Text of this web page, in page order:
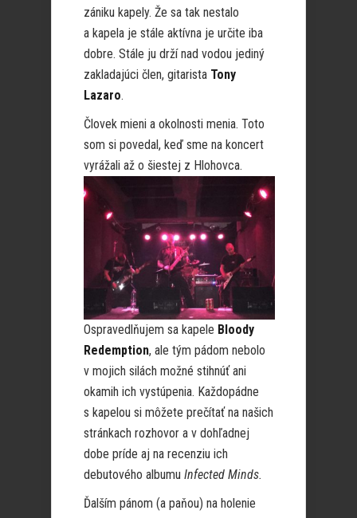
zániku kapely. Že sa tak nestalo
a kapela je stále aktívna je určite iba
dobre. Stále ju drží nad vodou jediný
zakladajúci člen, gitarista Tony
Lazaro.
Človek mieni a okolnosti menia. Toto
som si povedal, keď sme na koncert
vyrážali až o šiestej z Hlohovca.
Ospravedlňujem sa kapele Bloody
Redemption, ale tým pádom nebolo
v mojich silách možné stihnúť ani
okamih ich vystúpenia. Každopádne
s kapelou si môžete prečítať na našich
stránkach rozhovor a v dohľadnej
dobe príde aj na recenziu ich
debutového albumu Infected Minds.
Ďalším pánom (a paňou) na holenie